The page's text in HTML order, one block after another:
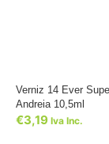
Verniz 14 Ever
Andreia 10,5ml
€3,19 Iva Inc.